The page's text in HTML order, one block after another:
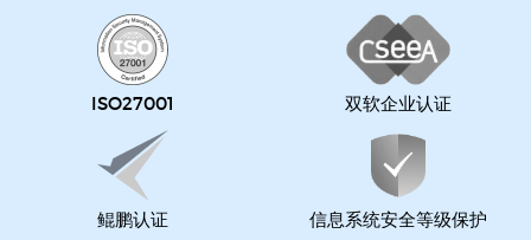
ISO27001 双软企业认证
鲲鹏认证 信息系统安全等级保护